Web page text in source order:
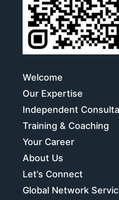
Welcome
Our Expertise
Independent
Training & Coaching
Your Career
About Us
Let’s Connect
Global Network